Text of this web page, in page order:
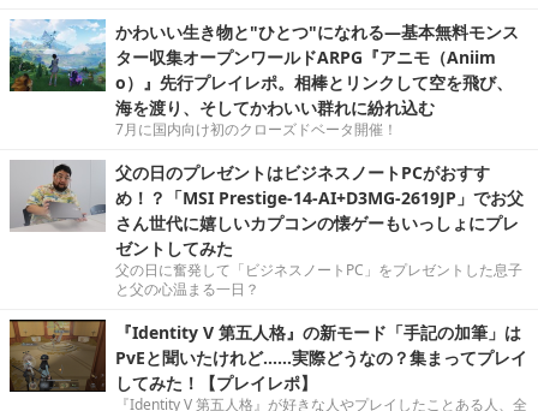
かわいい生き物と"ひとつ"になれる―基本無料モンス
ター収集オープンワールドARPG『アニモ（Aniim
o）』先行プレイレポ。相棒とリンクして空を飛び、
海を渡り、そしてかわいい群れに紛れ込む
7月に国内向け初のクローズドベータ開催！
父の日のプレゼントはビジネスノートPCがおすす
め！？「MSI Prestige-14-AI+D3MG-2619JP」でお父
さん世代に嬉しいカプコンの懐ゲーもいっしょにプレ
ゼントしてみた
父の日に奮発して「ビジネスノートPC」をプレゼントした息子
と父の心温まる一日？
『Identity V 第五人格』の新モード「手記の加筆」は
PvEと聞いたけれど……実際どうなの？集まってプレイ
してみた！【プレイレポ】
『Identity V 第五人格』が好きな人やプレイしたことある人、全